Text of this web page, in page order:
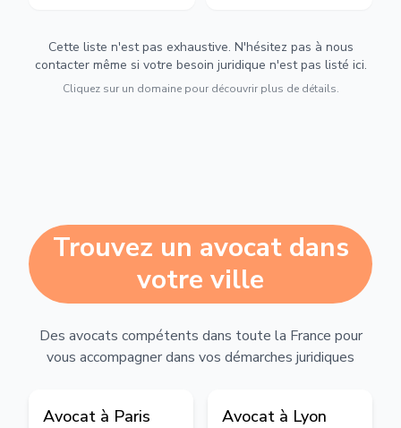
Cette liste n'est pas exhaustive. N'hésitez pas à nous
contacter même si votre besoin juridique n'est pas listé ici.
Cliquez sur un domaine pour découvrir plus de détails.
Trouvez un avocat dans
votre ville
Des avocats compétents dans toute la France pour
vous accompagner dans vos démarches juridiques
Avocat à Paris Avocat à Lyon